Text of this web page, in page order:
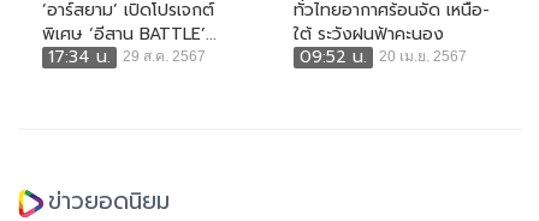
‘อาร์สยาม’ เปิดโปรเจกต์
พิเศษ ‘อีสาน BATTLE’...
17:34 น.
29 ส.ค. 2567
ทั่วไทยอากาศร้อนจัด เหนือ-
ใต้ ระวังฝนฟ้าคะนอง
09:52 น.
20 เม.ย. 2567
ข่าวยอดนิยม